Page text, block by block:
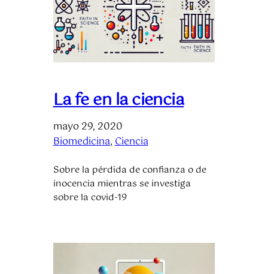
La fe en la ciencia
mayo 29, 2020
Biomedicina, Ciencia
Sobre la pérdida de confianza o de
inocencia mientras se investiga
sobre la covid-19